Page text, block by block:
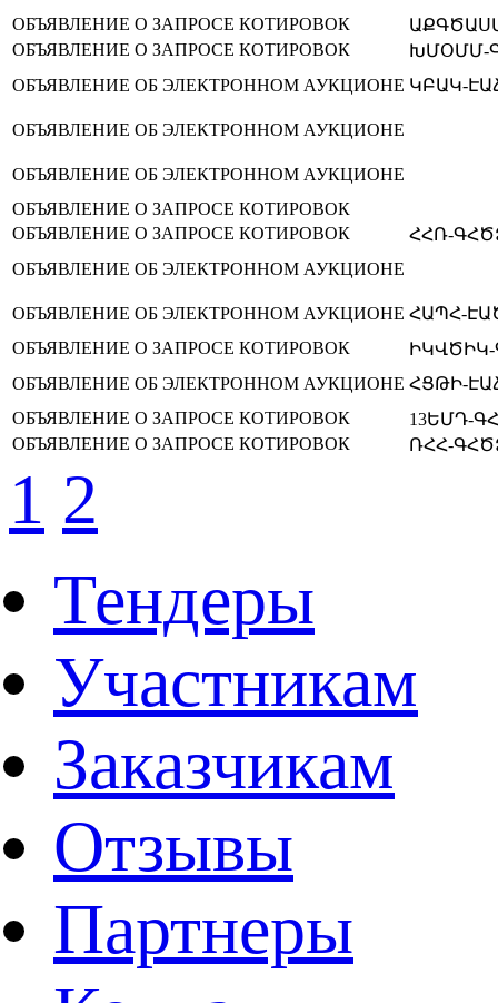
ОБЪЯВЛЕНИЕ О ЗАПРОСЕ КОТИРОВОК
ОБЪЯВЛЕНИЕ О ЗАПРОСЕ КОТИРОВОК
ԽՄՕՄՄ-
ОБЪЯВЛЕНИЕ ОБ ЭЛЕКТРОННОМ АУКЦИОНЕ ԿԲԱԿ-
ОБЪЯВЛЕНИЕ ОБ ЭЛЕКТРОННОМ АУКЦИОНЕ
ОБЪЯВЛЕНИЕ ОБ ЭЛЕКТРОННОМ АУКЦИОНЕ
ОБЪЯВЛЕНИЕ О ЗАПРОСЕ КОТИРОВОК
ОБЪЯВЛЕНИЕ О ЗАПРОСЕ КОТИРОВОК
ՀՀՌ-
ОБЪЯВЛЕНИЕ ОБ ЭЛЕКТРОННОМ АУКЦИОНЕ
ОБЪЯВЛЕНИЕ ОБ ЭЛЕКТРОННОМ АУКЦИОНЕ ՀԱՊՀ-
ОБЪЯВЛЕНИЕ О ЗАПРОСЕ КОТИРОВОК
ԻԿՎԾԻԿ-
ОБЪЯВЛЕНИЕ ОБ ЭЛЕКТРОННОМ АУКЦИОНЕ ՀՑԹԻ-
ОБЪЯВЛЕНИЕ О ЗАПРОСЕ КОТИРОВОК
13ԵՄԴ-
ОБЪЯВЛЕНИЕ О ЗАПРОСЕ КОТИРОВОК
ՌՀՀ-
1 2
Тендеры
Участникам
Заказчикам
Отзывы
Партнеры